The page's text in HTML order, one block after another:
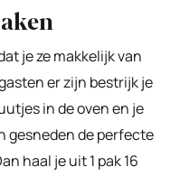
je ze makkelijk van
er zijn bestrijk je
in de oven en je
gesneden de perfecte
haal je uit 1 pak 16